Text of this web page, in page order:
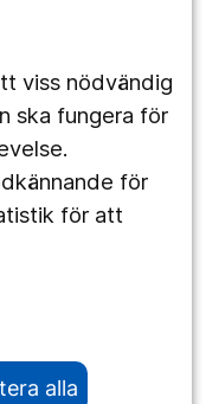
viss nödvändig
ska fungera för
för
för att
alla